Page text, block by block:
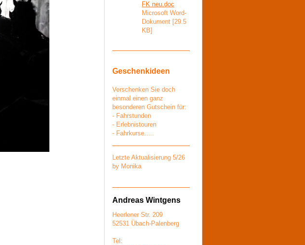
FK neu.doc
Microsoft Word-
Dokument [29.5
KB]
Geschenkideen
Verschenken Sie doch
einmal einen ganz
besonderen Gutschein für:
- Fahrstunden
- Erlebnistouren
- Fahrkurse.....
Letzte Aktualisierung 5/26
by Monika
Andreas Wintgens
Heerlener Str. 209
52531 Übach-Palenberg
Tel: